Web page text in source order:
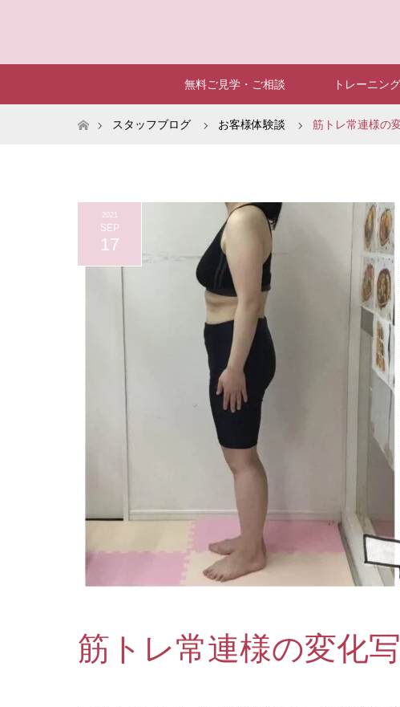
無料ご見学・ご相談 トレーニン
ホームスタッフブログ お客様体験談 筋トレ常連様の
2021
SEP
17
筋トレ常連様の変化写